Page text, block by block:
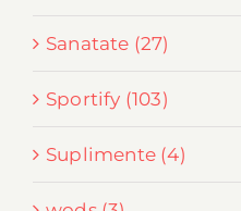
Sanatate (27)
Sportify (103)
Suplimente (4)